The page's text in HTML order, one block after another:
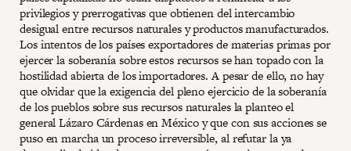
privilegios y prerrogativas que obtienen del intercambio
desigual entre recursos naturales y productos manufacturados.
Los intentos de los países exportadores de materias primas por
ejercer la soberanía sobre estos recursos se han topado con la
hostilidad abierta de los importadores. A pesar de ello, no hay
que olvidar que la exigencia del pleno ejercicio de la soberanía
de los pueblos sobre sus recursos naturales la planteo el
general Lázaro Cárdenas en México y que con sus acciones se
puso en marcha un proceso irreversible, al refutar la ya